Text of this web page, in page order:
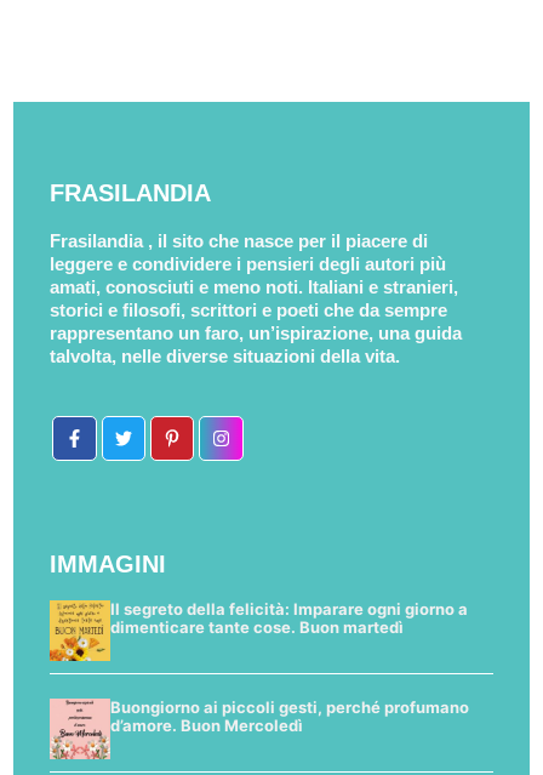
FRASILANDIA
Frasilandia , il sito che nasce per il piacere di
leggere e condividere i pensieri degli autori più
amati, conosciuti e meno noti. Italiani e stranieri,
storici e filosofi, scrittori e poeti che da sempre
rappresentano un faro, un’ispirazione, una guida
talvolta, nelle diverse situazioni della vita.
IMMAGINI
Il segreto della felicità: Imparare ogni giorno a
dimenticare tante cose. Buon martedì
Buongiorno ai piccoli gesti, perché profumano
d’amore. Buon Mercoledì